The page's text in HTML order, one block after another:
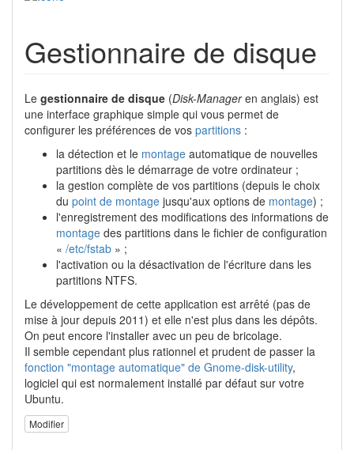
Gestionnaire de disque
Le gestionnaire de disque (Disk-Manageren anglais) est
une interface graphique simple qui vous permet de
configurer les préférences de vos partitions :
la détection et le montage automatique de nouvelles
partitions dès le démarrage de votre ordinateur ;
la gestion complète de vos partitions (depuis le choix
du point de montage jusqu'aux options de montage) ;
l'enregistrement des modifications des informations de
montage des partitions dans le fichier de configuration
« /etc/fstab » ;
l'activation ou la désactivation de l'écriture dans les
partitions NTFS.
Le développement de cette application est arrêté (pas de
mise à jour depuis 2011) et elle n'est plus dans les dépôts.
On peut encore l'installer avec un peu de bricolage.
Il semble cependant plus rationnel et prudent de passer la
fonction "montage automatique" de Gnome-disk-utility,
logiciel qui est normalement installé par défaut sur votre
Ubuntu.
Modifier